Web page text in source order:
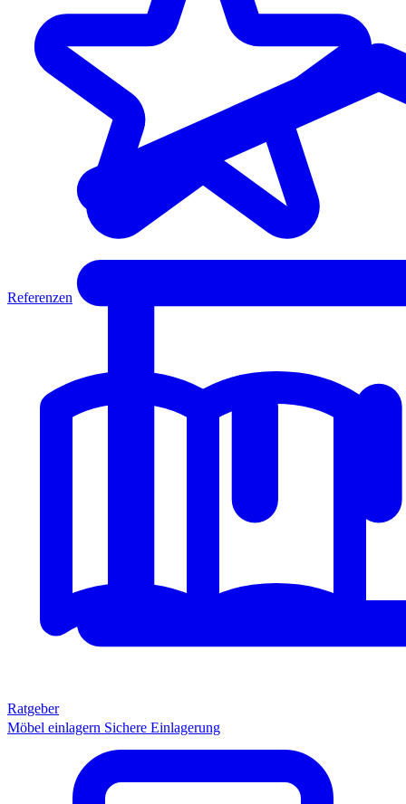
Möbel einlagern Sichere Einlagerung
Referenzen
Ratgeber